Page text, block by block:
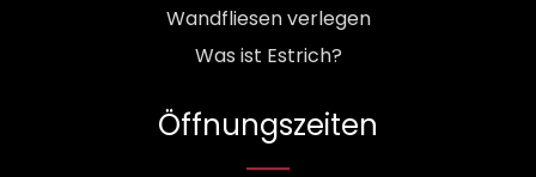
Wandfliesen verlegen
Was ist Estrich?
Öffnungszeiten